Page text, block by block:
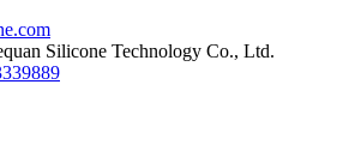
Silicone Technology Co., Ltd.